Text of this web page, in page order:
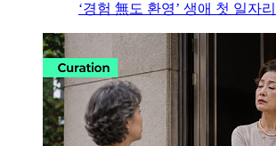
‘경험 無도 환영’ 생애 첫 일자